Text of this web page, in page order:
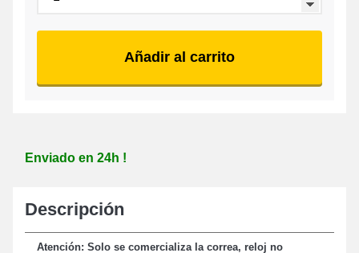
Añadir al carrito
Enviado en 24h !
Descripción
Atención: Solo se comercializa la correa, reloj no